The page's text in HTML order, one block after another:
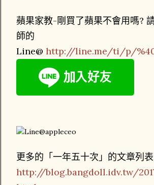
蘋果家教-剛買了蘋果不會用嗎?
師的
Line@ http://line.me/ti/p/
更多的「一年五十次」的文章列表
http://blog.bangdoll.idv.tw/